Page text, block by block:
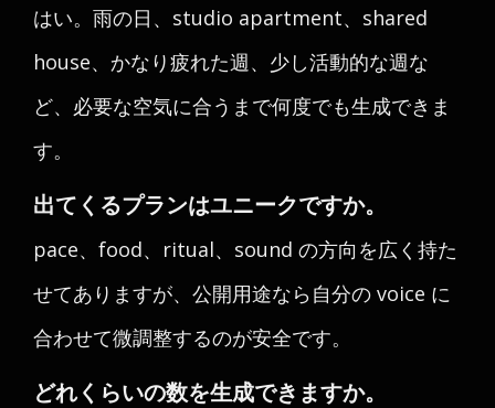
はい。雨の日、studio apartment、shared
house、かなり疲れた週、少し活動的な週な
ど、必要な空気に合うまで何度でも生成できま
す。
出てくるプランはユニークですか。
pace、food、ritual、sound の方向を広く持た
せてありますが、公開用途なら自分の voice に
合わせて微調整するのが安全です。
どれくらいの数を生成できますか。